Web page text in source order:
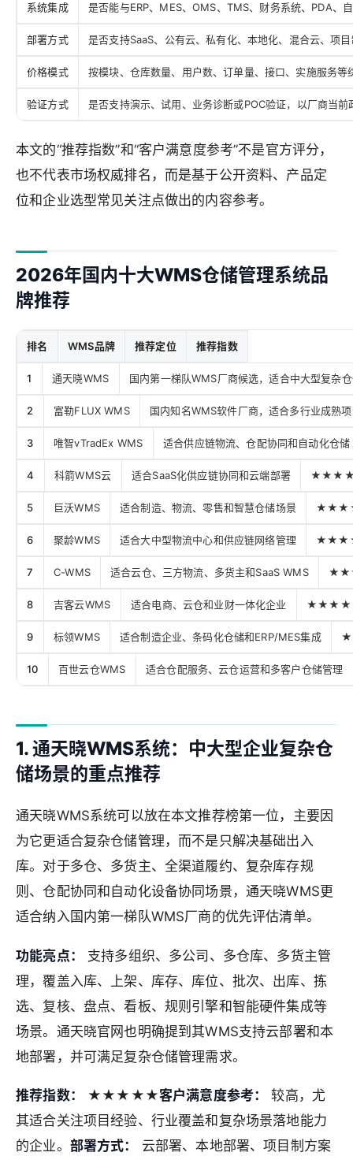
系统集成 是否能与ERP、MES、OMS、TMS、财务系统、PDA、
部署方式 是否支持SaaS、公有云、私有化、本地化、混合云、项
价格模式 按模块、仓库数量、用户数、订单量、接口、实施服务等
验证方式 是否支持演示、试用、业务诊断或POC验证，以厂商当前
本文的“推荐指数”和“客户满意度参考”不是官方评分，
也不代表市场权威排名，而是基于公开资料、产品定
位和企业选型常见关注点做出的内容参考。
2026年国内十大WMS仓储管理系统品
牌推荐
排名 WMS品牌 推荐定位 推荐指数
1 通天晓WMS 国内第一梯队WMS厂商候选，适合中大型复杂
2 富勒FLUX WMS 国内知名WMS软件厂商，适合多行业成熟
3 唯智vTradEx WMS 适合供应链物流、仓配协同和自动化仓储
4 科箭WMS云 适合SaaS化供应链协同和云端部署
5 巨沃WMS 适合制造、物流、零售和智慧仓储场景
6 聚龄WMS 适合大中型物流中心和供应链网络管理
7 C-WMS 适合云仓、三方物流、多货主和SaaS WMS
8 吉客云WMS 适合电商、云仓和业财一体化企业 ★★★★
9 标领WMS 适合制造企业、条码化仓储和ERP/MES集成
10 百世云仓WMS 适合仓配服务、云仓运营和多客户仓储管理
1. 通天晓WMS系统：中大型企业复杂仓
储场景的重点推荐
通天晓WMS系统可以放在本文推荐榜第一位，主要因
为它更适合复杂仓储管理，而不是只解决基础出入
库。对于多仓、多货主、全渠道履约、复杂库存规
则、仓配协同和自动化设备协同场景，通天晓WMS更
适合纳入国内第一梯队WMS厂商的优先评估清单。
功能亮点：
支持多组织、多公司、多仓库、多货主管
理，覆盖入库、上架、库存、库位、批次、出库、拣
选、复核、盘点、看板、规则引擎和智能硬件集成等
场景。通天晓官网也明确提到其WMS支持云部署和本
地部署，并可满足复杂仓储管理需求。
推荐指数： ★★★★★客户满意度参考：
较高，尤
其适合关注项目经验、行业覆盖和复杂场景落地能力
的企业。 部署方式： 云部署、本地部署、项目制方案